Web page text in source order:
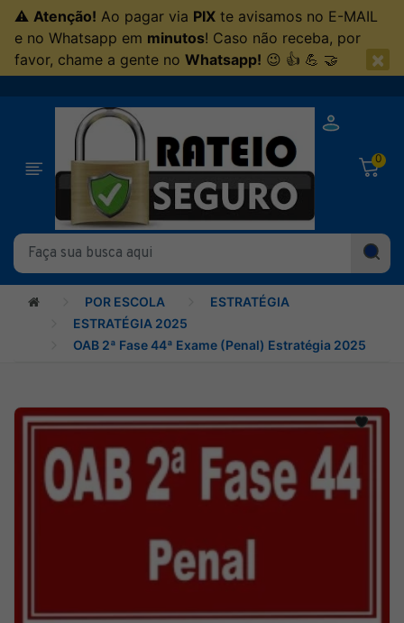
⚠ Atenção! Ao pagar via PIX te avisamos no E-MAIL
e no Whatsapp em minutos! Caso não receba, por
favor, chame a gente no Whatsapp! 😉 👍 💪 🤝 ×
0
POR ESCOLA
ESTRATÉGIA
ESTRATÉGIA 2025
OAB 2ª Fase 44ª Exame (Penal) Estratégia 2025